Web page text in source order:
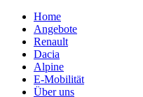
Home
Angebote
Renault
Dacia
Alpine
E-Mobilität
Über uns